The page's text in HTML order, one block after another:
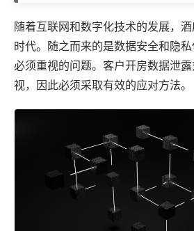
随着互联网和数字化技术的发展，
时代。随之而来的是数据安全和隐
必须重视的问题。客户开房数据泄
视，因此必须采取有效的应对方法。